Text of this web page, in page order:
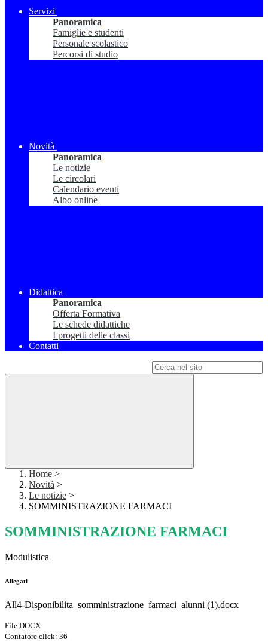
Servizi
Panoramica
Famiglie e studenti
Personale scolastico
Percorsi di studio
Novità
Panoramica
Le notizie
Le circolari
Calendario eventi
Albo online
Didattica
Panoramica
Offerta Formativa
Le schede didattiche
I progetti delle classi
Contatti
Home >
Novità >
Le notizie >
SOMMINISTRAZIONE FARMACI
SOMMINISTRAZIONE FARMACI
Modulistica
Allegati
All4-Disponibilita_somministrazione_farmaci_alunni (1).docx
File DOCX
Contatore click: 36